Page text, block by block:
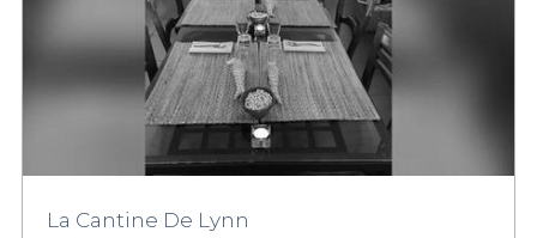
La Cantine De Lynn